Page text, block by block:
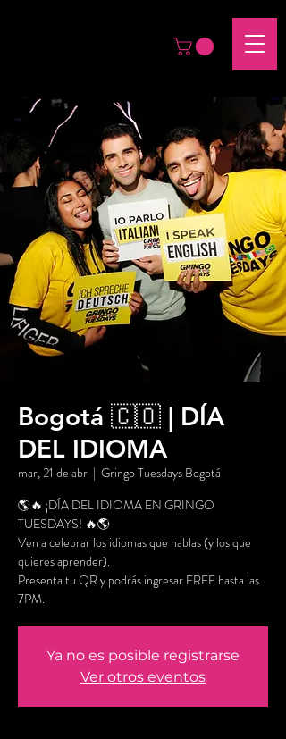
Bogotá 🇨🇴 | DÍA
DEL IDIOMA
mar, 21 de abr
  |
Gringo Tuesdays Bogotá
🌎🔥 ¡DÍA DEL IDIOMA EN GRINGO
TUESDAYS! 🔥🌎
Ven a celebrar los idiomas que hablas (y los que
quieres aprender).
Presenta tu QR y podrás ingresar FREE hasta las
7PM.
Ya no es posible registrarse
Ver otros eventos